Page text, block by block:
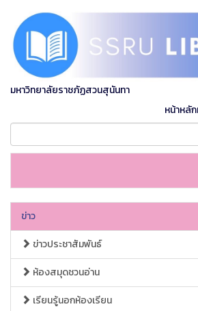
มหาวิทยาลัยราชภัฏสวนสุนันทา
หน้าหลั
ข่าว
ข่าวประชาสัมพันธ์
ห้องสมุดชวนอ่าน
เรียนรู้นอกห้องเรียน